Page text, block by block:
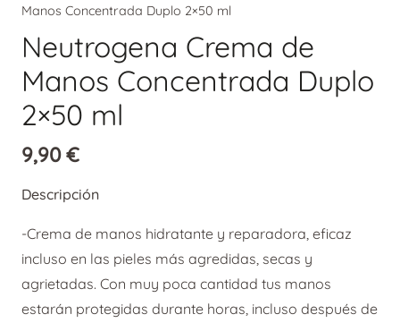
Manos Concentrada Duplo 2×50 ml
Neutrogena Crema de
Manos Concentrada Duplo
2×50 ml
9,90€
Descripción
-Crema de manos hidratante y reparadora, eficaz
incluso en las pieles más agredidas, secas y
agrietadas. Con muy poca cantidad tus manos
estarán protegidas durante horas, incluso después de